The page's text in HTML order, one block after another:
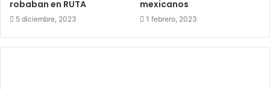
robaban en RUTA
5 diciembre, 2023
mexicanos
1 febrero, 2023